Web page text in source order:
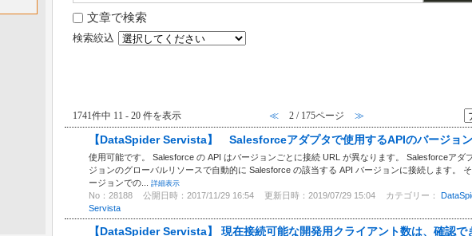
文章で検索
検索絞込
1741件中 11 - 20 件を表示 ≪ 2 / 175ページ ≫
【DataSpider Servista】 Salesforceアダプタで使用するAPIのバージョ
使用可能です。 Salesforce の API はバージョンごとに接続 URL が異なります。 Salesforceアダ
ジョンのグローバルリソースで自動的に Salesforce の該当する API バージョンに接続します。
ージョンでの...
詳細表示
No：28188 公開日時：2017/11/29 16:54 更新日時：2019/07/29 15:04 カテゴリー：
Servista
【DataSpider Servista】 現在接続可能な開発用クライアント数は、確認で